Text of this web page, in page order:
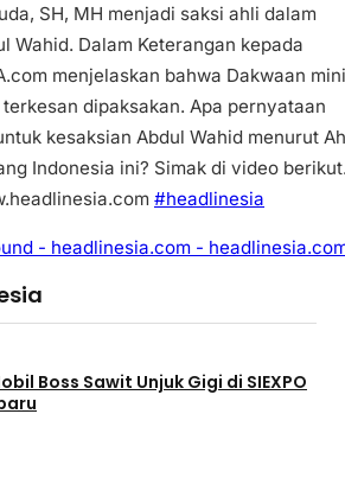
SH, MH menjadi saksi ahli dalam
Wahid. Dalam Keterangan kepada
menjelaskan bahwa Dakwaan
dipaksakan. Apa pernyataan
kesaksian Abdul Wahid menurut
Indonesia ini? Simak di video
#headlinesia
- headlinesia.com -
Boss Sawit Unjuk Gigi di SIEXPO